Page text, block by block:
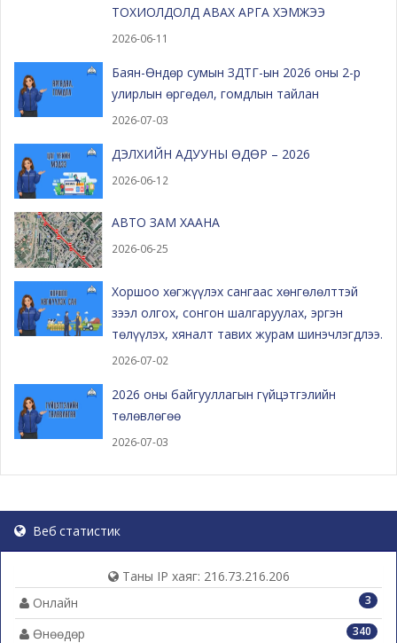
ТОХИОЛДОЛД АВАХ АРГА ХЭМЖЭЭ
2026-06-11
Баян-Өндөр сумын ЗДТГ-ын 2026 оны 2-р
улирлын өргөдөл, гомдлын тайлан
2026-07-03
ДЭЛХИЙН АДУУНЫ ӨДӨР – 2026
2026-06-12
АВТО ЗАМ ХААНА
2026-06-25
Хоршоо хөгжүүлэх сангаас хөнгөлөлттэй
зээл олгох, сонгон шалгаруулах, эргэн
төлүүлэх, хяналт тавих журам шинэчлэгдлээ.
2026-07-02
2026 оны байгууллагын гүйцэтгэлийн
төлөвлөгөө
2026-07-03
Веб статистик
Таны IP хаяг: 216.73.216.206
3
Онлайн
340
Өнөөдөр